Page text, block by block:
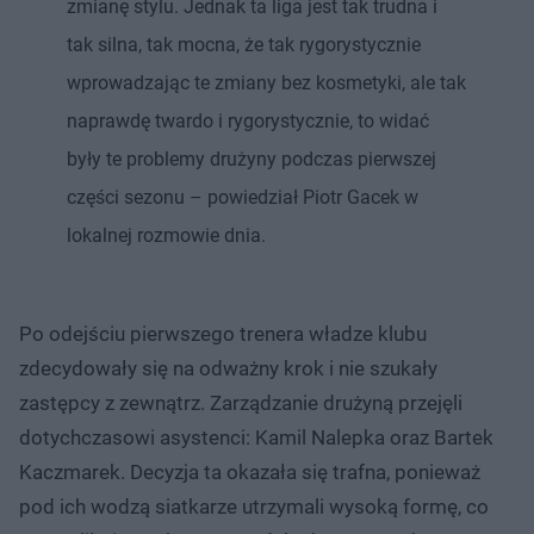
zmianę stylu. Jednak ta liga jest tak trudna i
tak silna, tak mocna, że tak rygorystycznie
wprowadzając te zmiany bez kosmetyki, ale tak
naprawdę twardo i rygorystycznie, to widać
były te problemy drużyny podczas pierwszej
części sezonu – powiedział Piotr Gacek w
lokalnej rozmowie dnia.
Po odejściu pierwszego trenera władze klubu
zdecydowały się na odważny krok i nie szukały
zastępcy z zewnątrz. Zarządzanie drużyną przejęli
dotychczasowi asystenci: Kamil Nalepka oraz Bartek
Kaczmarek. Decyzja ta okazała się trafna, ponieważ
pod ich wodzą siatkarze utrzymali wysoką formę, co